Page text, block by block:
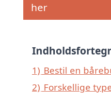
her
1) Bestil en
2) Forskellige